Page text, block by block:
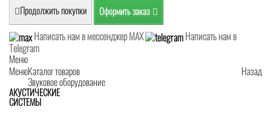
Продолжить покупки Оформить заказ
Написать нам в мессенджер MAX
Написать нам в
Telegram
Меню
Меню
Назад
Каталог товаров
Звуковое оборудование
АКУСТИЧЕСКИЕ
СИСТЕМЫ